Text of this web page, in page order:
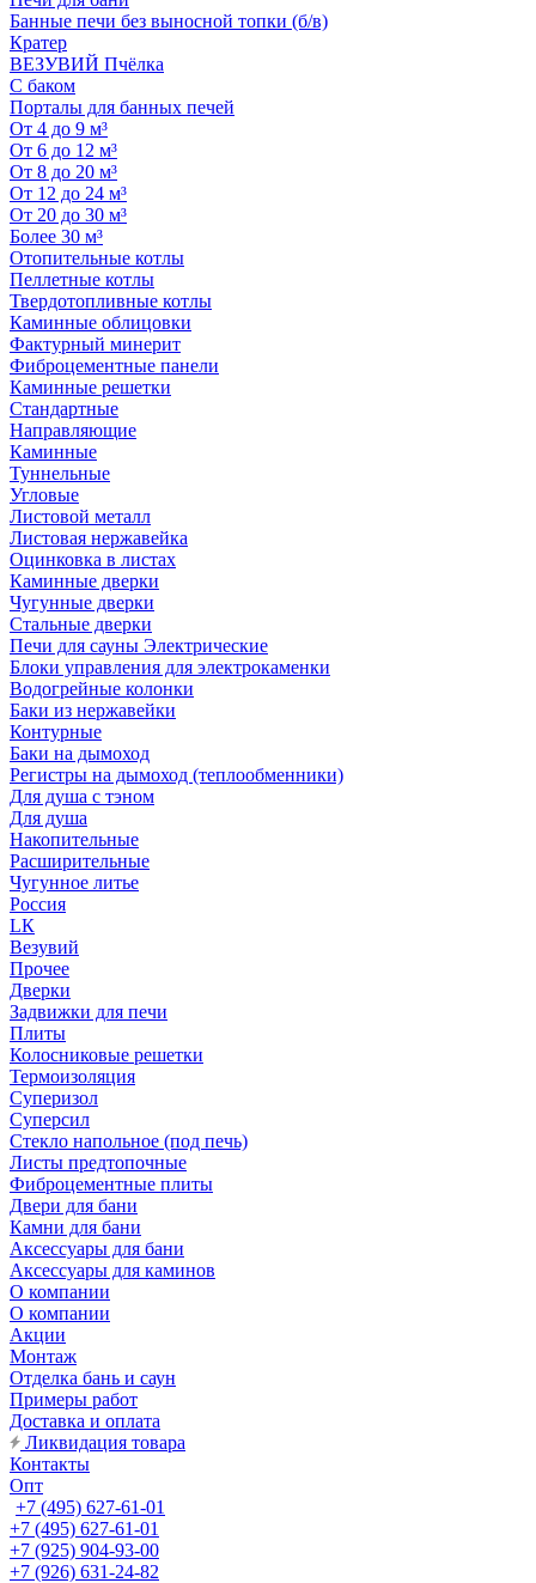
Банные печи без выносной топки (б/в)
Кратер
ВЕЗУВИЙ Пчёлка
С баком
Порталы для банных печей
От 4 до 9 м³
От 6 до 12 м³
От 8 до 20 м³
От 12 до 24 м³
От 20 до 30 м³
Более 30 м³
Отопительные котлы
Пеллетные котлы
Твердотопливные котлы
Каминные облицовки
Фактурный минерит
Фиброцементные панели
Каминные решетки
Стандартные
Направляющие
Каминные
Туннельные
Угловые
Листовой металл
Листовая нержавейка
Оцинковка в листах
Каминные дверки
Чугунные дверки
Стальные дверки
Печи для сауны Электрические
Блоки управления для электрокаменки
Водогрейные колонки
Баки из нержавейки
Контурные
Баки на дымоход
Регистры на дымоход (теплообменники)
Для душа с тэном
Для душа
Накопительные
Расширительные
Чугунное литье
Россия
LК
Везувий
Прочее
Дверки
Задвижки для печи
Плиты
Колосниковые решетки
Термоизоляция
Суперизол
Суперсил
Стекло напольное (под печь)
Листы предтопочные
Фиброцементные плиты
Двери для бани
Камни для бани
Аксессуары для бани
Аксессуары для каминов
О компании
О компании
Акции
Монтаж
Отделка бань и саун
Примеры работ
Доставка и оплата
Ликвидация товара
Контакты
Опт
+7 (495) 627-61-01
+7 (495) 627-61-01
+7 (925) 904-93-00
+7 (926) 631-24-82